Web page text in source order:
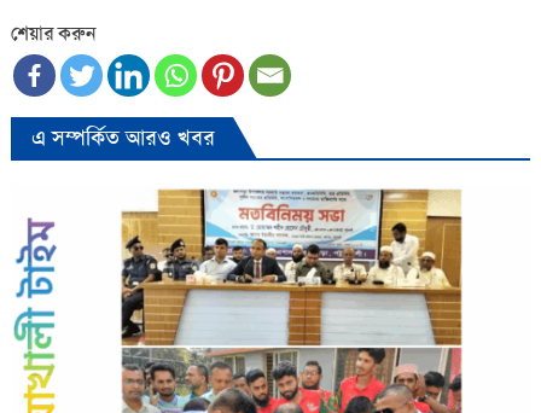
শেয়ার করুন
এ সম্পর্কিত আরও খবর